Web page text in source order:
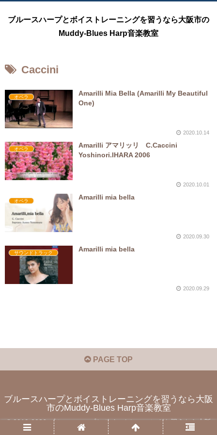
ブルースハープとボイストレーニングを習うなら大阪市の
Muddy-Blues Harp音楽教室
Caccini
オペラ
Amarilli Mia Bella (Amarilli My Beautiful
One)
2020.10.14
オペラ
Amarilli アマリッリ C.Caccini
Yoshinori.IHARA 2006
2020.10.01
オペラ Amarilli mia bella
2020.09.30
サウンドトラック Amarilli mia bella
2020.09.29
PAGE TOP
ブルースハープとボイストレーニングを習うなら大阪
市のMuddy-Blues Harp音楽教室
© 2019-2026 ブルースハープとボイストレーニングを習うなら大阪